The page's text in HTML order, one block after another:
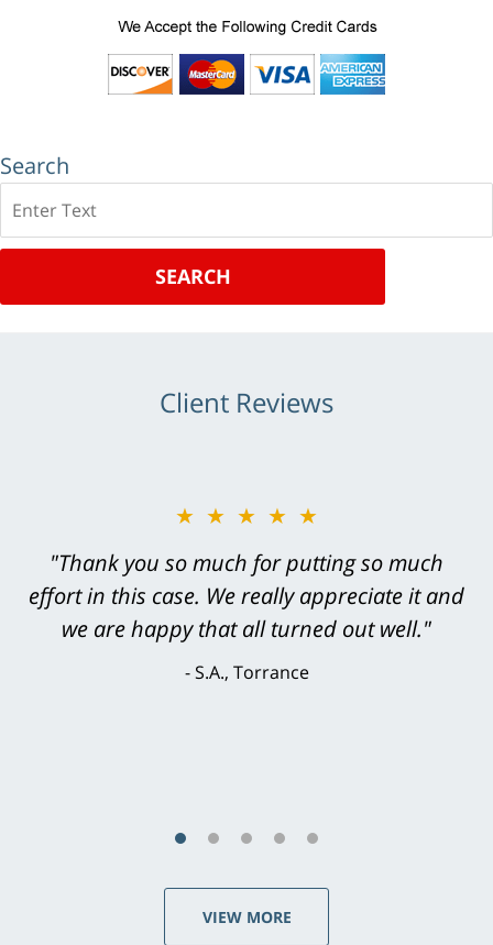
Search
SEARCH
Client Reviews
★★★★★
"Thank you so much for putting so much
effort in this case. We really appreciate it and
we are happy that all turned out well."
S.A., Torrance
★★★★★
"Greg Hill did an outstanding job on every
level. He was efficient, thorough,
knowledgeable, courteous, responsive &
brilliant. He welcomed my input and my
VIEW MORE